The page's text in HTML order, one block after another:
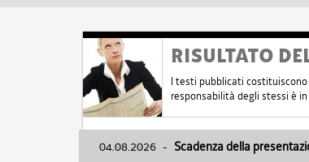
RISULTATO
I testi pubblicati
responsabilità degli stessi è
04.08.2026 - Scadenza della